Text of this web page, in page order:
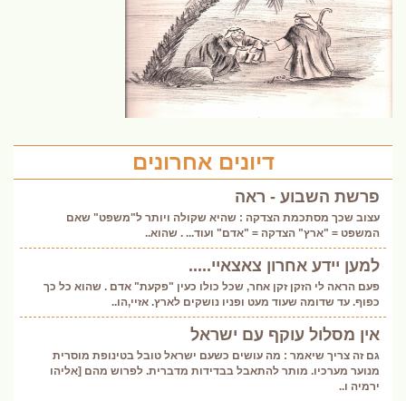
דיונים אחרונים
פרשת השבוע - ראה
עצוב שכך מסתכמת הצדקה : שהיא שקולה ויותר ל"משפט" שאם
המשפט = "ארץ" הצדקה = "אדם" ועוד... . שהוא..
למען יידע אחרון צאצאיי.....
פעם הראה לי הזקן זקן אחר, שכל כולו כעין "פקעת" אדם . שהוא כל כך
כפוף. עד שדומה שעוד מעט ופניו נושקים לארץ. אזיי,הו..
אין מסלול עוקף עם ישראל
גם זה צריך שיאמר : מה עושים כשעם ישראל טובל בטינופת מוסרית
מנוער מערכיו. מותר להתאבל בבדידות מדברית. לפרוש מהם [אליהו
ירמיה ו..